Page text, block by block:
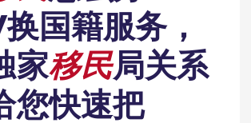
国籍服务，
家移民局关系
您快速把